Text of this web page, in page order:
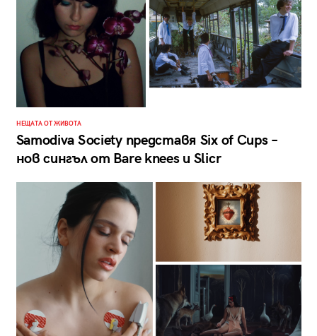
НЕЩАТА ОТ ЖИВОТА
Samodiva Society представя Six of Cups –
нов сингъл от Bare knees и Slicr